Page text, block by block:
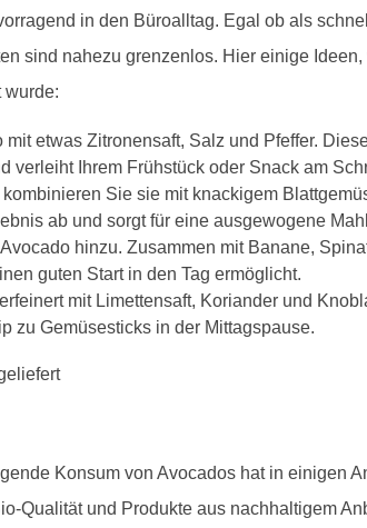
in den Büroalltag. Egal ob als
sind nahezu grenzenlos. Hier einige
wurde:
etwas Zitronensaft, Salz und Pfeffer.
verleiht Ihrem Frühstück oder Snack am
Sie sie mit knackigem
ab und sorgt für eine ausgewogene
hinzu. Zusammen mit Banane,
guten Start in den Tag ermöglicht.
mit Limettensaft, Koriander und
zu Gemüsesticks in der Mittagspause.
Konsum von Avocados hat in einigen
Qualität und Produkte aus nachhaltigem